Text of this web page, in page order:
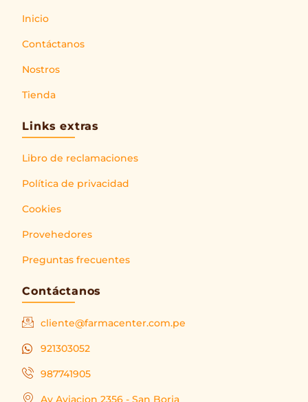
Inicio
Contáctanos
Nostros
Tienda
Links extras
Libro de reclamaciones
Política de privacidad
Cookies
Provehedores
Preguntas frecuentes
Contáctanos
cliente@farmacenter.com.pe
921303052
987741905
Av Aviacion 2356 - San Borja